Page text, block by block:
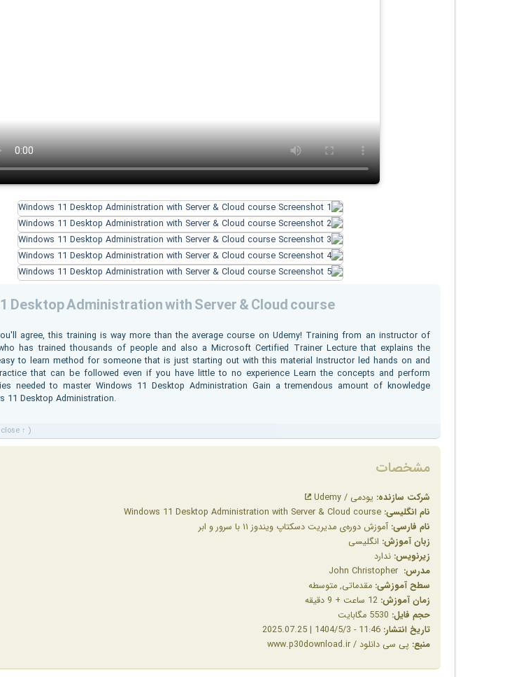
Desktop Administration with Server & Cloud course
agree, this training is way more than the average course on Udemy! Training from an instructor of
has trained thousands of people and also a Microsoft Certified Trainer Lecture that explains the
to learn method for someone that is just starting out with this material Instructor led hands on and
that can be followed even if you have little to no experience Learn the concepts and perform
needed to master Windows 11 Desktop Administration Gain a tremendous amount of knowledge
11 Desktop Administration.
↑ )
مشخصات
شرکت سازنده: یودمی / Udemy
نام انگلیسی:
نام فارسی: آموزش دوره‌ی مدیریت دسکتاپ ویندوز ۱۱ با سرور و ابر
زبان آموزش: انگلیسی
زیرنویس: ندارد
مدرس: John Christopher
سطح آموزشی: مقدماتی, متوسطه
زمان آموزش:
حجم فایل:
تاریخ انتشار:
منبع: پی سی دانلود / www.p30download.ir